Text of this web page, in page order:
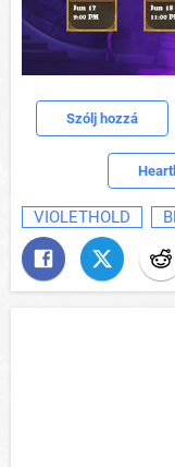
Szólj hozzá
VIOLETHOLD